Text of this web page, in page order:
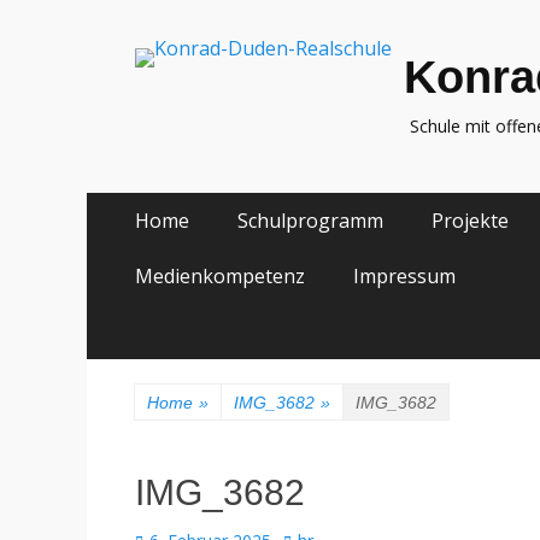
Schule mit
Primäres
Inhalt
springen
Home Schulprogramm Projekte
Medienkompetenz Impressum
Home » IMG_3682 » IMG_3682
IMG_3682